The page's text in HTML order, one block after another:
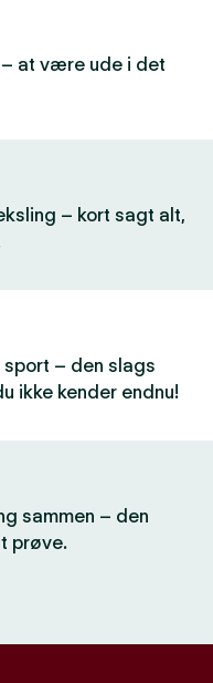
at være ude i det
– kort sagt alt,
sport – den slags
ikke kender endnu!
sammen – den
prøve.